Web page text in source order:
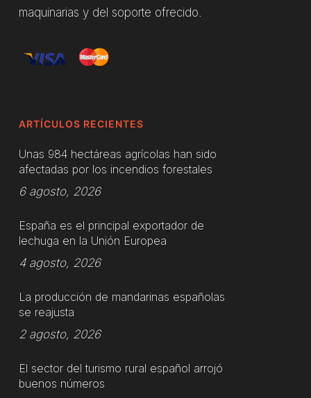
maquinarias y del soporte ofrecido.
ARTÍCULOS RECIENTES
Unas 984 hectáreas agrícolas han sido
afectadas por los incendios forestales
6 agosto, 2026
España es el principal exportador de
lechuga en la Unión Europea
4 agosto, 2026
La producción de mandarinas españolas
se reajusta
2 agosto, 2026
El sector del turismo rural español arrojó
buenos números